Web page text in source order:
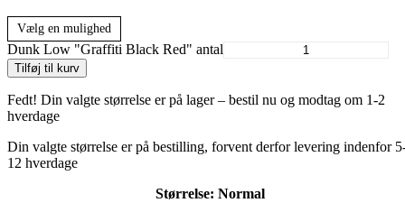
Vælg en mulighed
Dunk Low "Graffiti Black Red" antal
Tilføj til kurv
Fedt! Din valgte størrelse er på lager – bestil nu og modtag om 1-2
hverdage
Din valgte størrelse er på bestilling, forvent derfor levering indenfor
12 hverdage
Størrelse: Normal